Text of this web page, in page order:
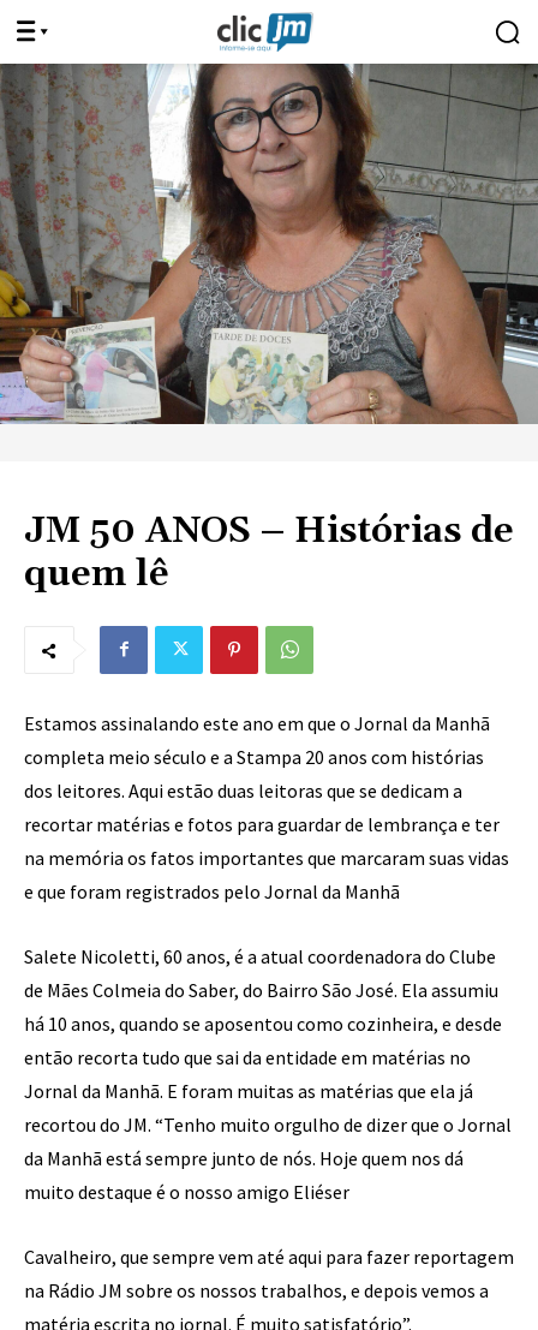
JM 50 ANOS – Histórias de
quem lê
Estamos assinalando este ano em que o Jornal da Manhã
completa meio século e a Stampa 20 anos com histórias
dos leitores. Aqui estão duas leitoras que se dedicam a
recortar matérias e fotos para guardar de lembrança e ter
na memória os fatos importantes que marcaram suas vidas
e que foram registrados pelo Jornal da Manhã
Salete Nicoletti, 60 anos, é a atual coordenadora do Clube
de Mães Colmeia do Saber, do Bairro São José. Ela assumiu
há 10 anos, quando se aposentou como cozinheira, e desde
então recorta tudo que sai da entidade em matérias no
Jornal da Manhã. E foram muitas as matérias que ela já
recortou do JM. “Tenho muito orgulho de dizer que o Jornal
da Manhã está sempre junto de nós. Hoje quem nos dá
muito destaque é o nosso amigo Eliéser
Cavalheiro, que sempre vem até aqui para fazer reportagem
na Rádio JM sobre os nossos trabalhos, e depois vemos a
matéria escrita no jornal. É muito satisfatório”.